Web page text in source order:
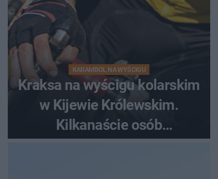
KARAMBOL NA WYŚCIGU
Kraksa na wyścigu kolarskim
w Kijewie Królewskim.
Kilkanaście osób
poszkodowanych, lądował